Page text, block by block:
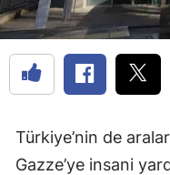
Türkiye’nin de
Gazze’ye insani